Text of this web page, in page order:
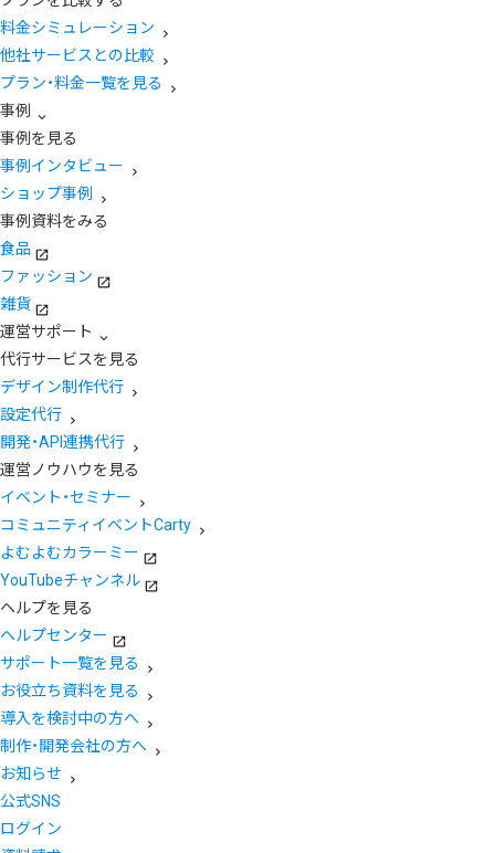
料金シミュレーション
他社サービスとの比較
プラン・料金一覧を見る
事例
事例を見る
事例インタビュー
ショップ事例
事例資料をみる
食品
ファッション
雑貨
運営サポート
代行サービスを見る
デザイン制作代行
設定代行
開発・API連携代行
運営ノウハウを見る
イベント・セミナー
コミュニティイベントCarty
よむよむカラーミー
YouTubeチャンネル
ヘルプを見る
ヘルプセンター
サポート一覧を見る
お役立ち資料を見る
導入を検討中の方へ
制作・開発会社の方へ
お知らせ
公式SNS
ログイン